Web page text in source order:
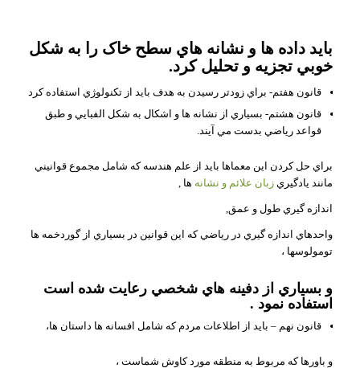
بايد داده ها و نشانه هاي سطح خاک را به شکل
خوبي تجزيه و تحليل کرد.
قانون هفتم- براي زودتر رسيدن به هدف بايد از تکنولوژي استفاده کرد
قانون هشتم- بسياري از نشانه ها و اشکال به شکل الفبايي و طبق
قواعد رياضي بدست مي آيند.
براي حل کردن اين معماها بايد از علم هندسه که شامل مجموع قوانيني
مانند يادگيري زبان علائم و نشانه ها ,
اندازه گيري طول و عمق,
واحدهاي اندازه گيري در رياضي که اين قوانين در بسياري از گوردخمه ها
تومولوسها ،
و بسياري از دفينه هاي شخصي رعايت شده است
استفاده نمود .
قانون نهم – بايد از اطلاعات مردم که شامل افسانه ها داستان ها،
و باورها که مربوط به منطقه مورد کاوش شماست ،